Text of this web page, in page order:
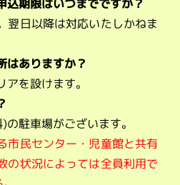
期限はいつまでですか？
日以降は対応いたしかねま
ありますか？
を設けます。
駐車場がございます。
市民センター・児童館と共有
の状況によっては全員利用で